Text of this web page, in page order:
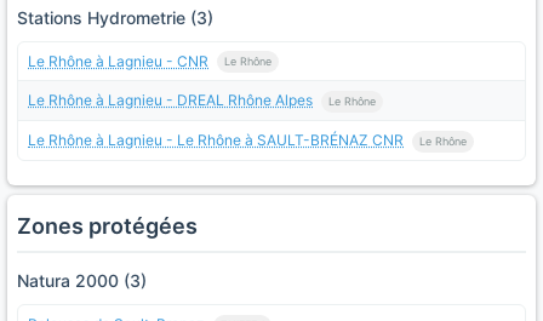
Stations Hydrometrie (3)
Le Rhône à Lagnieu - CNR Le Rhône
Le Rhône à Lagnieu - DREAL Rhône Alpes Le Rhône
Le Rhône à Lagnieu - Le Rhône à SAULT-BRÉNAZ CNR Le Rhône
Zones protégées
Natura 2000 (3)